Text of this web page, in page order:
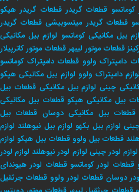
کوماتسو قطعات گریدر قطعات گریدر هپکو
قطعات گریدر میتسوبیشی قطعات گریدر
بیل مکانیکی کوماتسو لوازم بیل مکانیکی
قطعات موتور لیبهرقطعات موتور کاترپیلار
دامپتراک ولوو قطعات دامپتراک کوماتسو
لوازم دامپتراک ولوو لوازم بیل مکانیکی هپکو
چینی لوازم بیل مکانیکی قطعات بیل
بیل مکانیکی هپکو قطعات بیل مکانیکی
قطعات بیل مکانیکی دوسان قطعات بیل
لوازم بیل بکهو لوازم بیل نیوهلند لوازم
قطعات بیل ولووقطعات بیل هپکو لوازم
لوازم لودر چینی لوازم لودر نیوهلند لوازم لودر
قطعات لودر کوماتسو قطعات لودر هیوندای
دوسان قطعات لودر ولوو قطعات جرثقیل